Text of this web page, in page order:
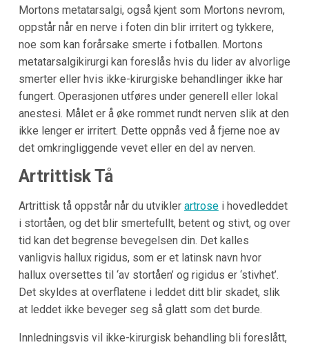
Mortons metatarsalgi, også kjent som Mortons nevrom,
oppstår når en nerve i foten din blir irritert og tykkere,
noe som kan forårsake smerte i fotballen. Mortons
metatarsalgikirurgi kan foreslås hvis du lider av alvorlige
smerter eller hvis ikke-kirurgiske behandlinger ikke har
fungert. Operasjonen utføres under generell eller lokal
anestesi. Målet er å øke rommet rundt nerven slik at den
ikke lenger er irritert. Dette oppnås ved å fjerne noe av
det omkringliggende vevet eller en del av nerven.
Artrittisk Tå
Artrittisk tå oppstår når du utvikler artrosei hovedleddet
i stortåen, og det blir smertefullt, betent og stivt, og over
tid kan det begrense bevegelsen din. Det kalles
vanligvis hallux rigidus, som er et latinsk navn hvor
hallux oversettes til ‘av stortåen’ og rigidus er ‘stivhet’.
Det skyldes at overflatene i leddet ditt blir skadet, slik
at leddet ikke beveger seg så glatt som det burde.
Innledningsvis vil ikke-kirurgisk behandling bli foreslått,